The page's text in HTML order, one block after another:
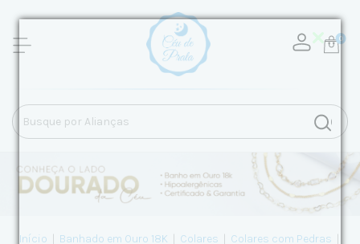
0
Início Banhado em Ouro 18K Colares Colares com Pedras